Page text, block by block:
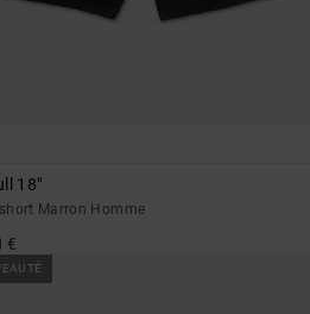
18"
Marron Homme
€